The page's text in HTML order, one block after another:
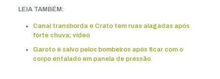
LEIA TAMBÉM:
Canal transborda e Crato tem ruas alagadas após
forte chuva; vídeo
Garoto é salvo pelos bombeiros após ficar com o
corpo entalado em panela de pressão